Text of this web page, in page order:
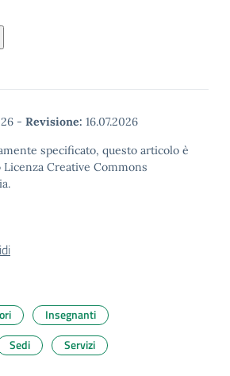
- Revisione: 16.07.2026
specificato, questo articolo è
Creative Commons
Insegnanti
Sedi Servizi